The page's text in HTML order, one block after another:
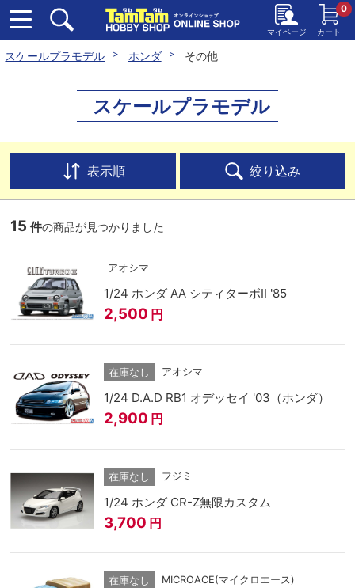
マイページ カート
0
スケールプラモデル ホンダ その他
スケールプラモデル
表示順 絞り込み
15 件の商品が見つかりました
アオシマ
1/24 ホンダ AA シティターボⅡ '85
2,500 円
在庫なし アオシマ
1/24 D.A.D RB1 オデッセイ '03（ホンダ）
2,900 円
在庫なし フジミ
1/24 ホンダ CR-Z無限カスタム
3,700 円
在庫なし MICROACE(マイクロエース)